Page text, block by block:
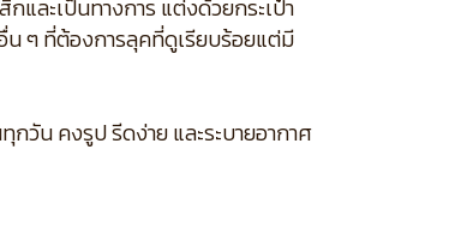
และเป็นทางการ แต่งด้วยกระเป๋า
ๆ ที่ต้องการลุคที่ดูเรียบร้อยแต่มี
วัน คงรูป รีดง่าย และระบายอากาศ